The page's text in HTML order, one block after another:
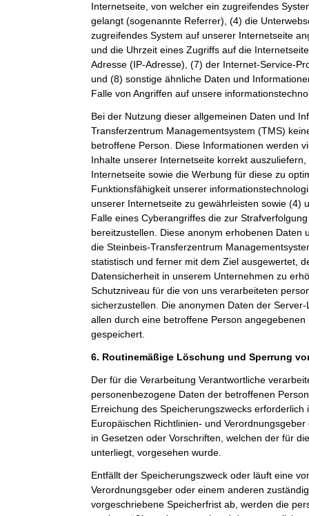
Internetseite, von welcher ein zugreifendes
gelangt (sogenannte Referrer), (4) die
zugreifendes System auf unserer Internetseite
und die Uhrzeit eines Zugriffs auf die
Adresse (IP-Adresse), (7) der Internet-Service-
und (8) sonstige ähnliche Daten und
Falle von Angriffen auf unsere
Bei der Nutzung dieser allgemeinen Daten und
Transferzentrum Managementsystem (TMS)
betroffene Person. Diese Informationen werden
Inhalte unserer Internetseite korrekt
Internetseite sowie die Werbung für diese zu
Funktionsfähigkeit unserer
unserer Internetseite zu gewährleisten sowie (4)
Falle eines Cyberangriffes die zur
bereitzustellen. Diese anonym erhobenen Daten
die Steinbeis-Transferzentrum
statistisch und ferner mit dem Ziel ausgewertet,
Datensicherheit in unserem Unternehmen zu
Schutzniveau für die von uns verarbeiteten
sicherzustellen. Die anonymen Daten der
allen durch eine betroffene Person
gespeichert.
6. Routinemäßige Löschung und Sperrung
Der für die Verarbeitung Verantwortliche
personenbezogene Daten der betroffenen
Erreichung des Speicherungszwecks
Europäischen Richtlinien- und
in Gesetzen oder Vorschriften, welchen der für
unterliegt, vorgesehen wurde.
Entfällt der Speicherungszweck oder läuft eine
Verordnungsgeber oder einem anderen
vorgeschriebene Speicherfrist ab, werden die